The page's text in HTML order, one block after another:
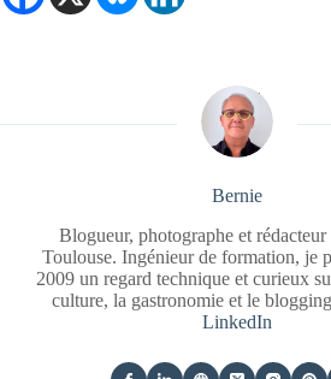
Bernie
Blogueur, photographe et rédacteur
Toulouse. Ingénieur de formation, je
2009 un regard technique et curieux
culture, la gastronomie et le
LinkedIn